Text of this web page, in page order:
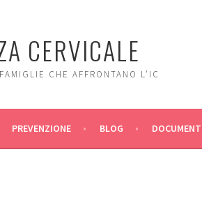
CERVICALE
CHE AFFRONTANO L'IC
PREVENZIONE BLOG